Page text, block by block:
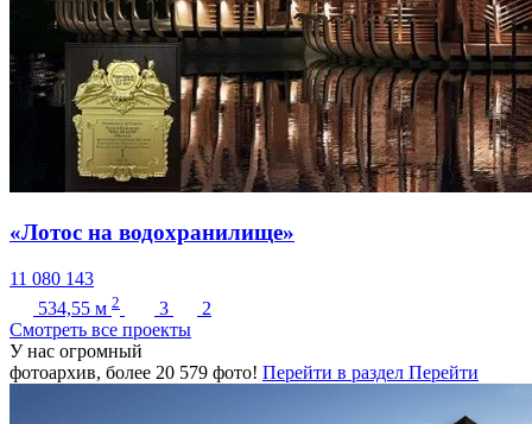
«Лотос на водохранилище»
11 080 143
534,55 м 2 3
2
Cмотреть все проекты
У нас огромный
фотоархив, более 20 579 фото! Перейти в раздел Перейти